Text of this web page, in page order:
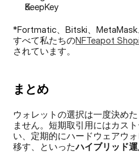
KeepKey
*Fortmatic、Bitski、MetaMask
すべて私たちのNFTeapot
されています。
まとめ
ウォレットの選択は一度決め
ません。短期取引用にはカス
い、定期的にハードウェアウ
移す、といったハイブリッド